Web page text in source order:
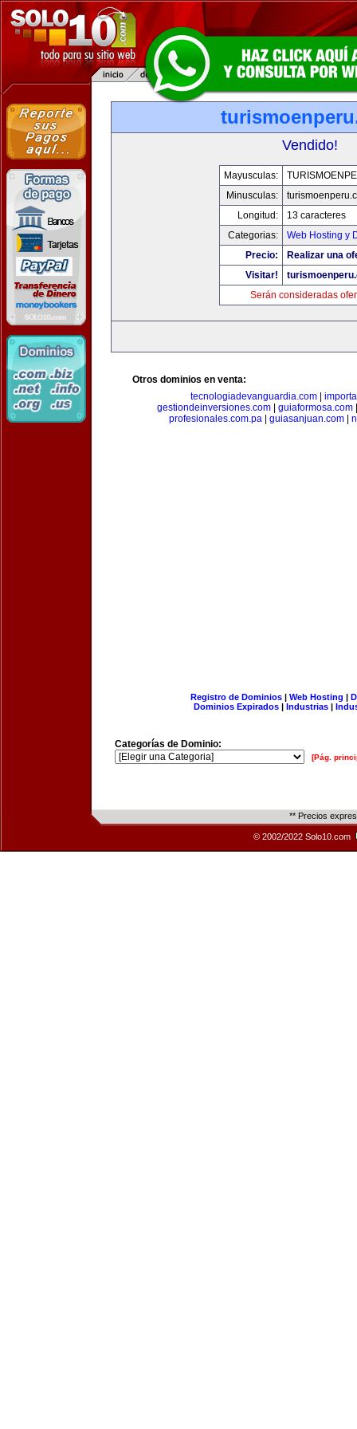
Vendido!
Mayusculas:
Minusculas:
Longitud:
13 caracteres
Categorias:
Web Hosting y
Precio:
Realizar una
Visitar!
Serán consideradas
Otros dominios en venta:
tecnologiadevanguardia.com|
gestiondeinversiones.com| guiaformosa.com
profesionales.com.pa
guiasanjuan.com
Registro de Dominios| Web Hosting |
Dominios Expirados | Industrias |
Categorías de Dominio:
[Pág.
** Precios
© 2002/2022 Solo10.com